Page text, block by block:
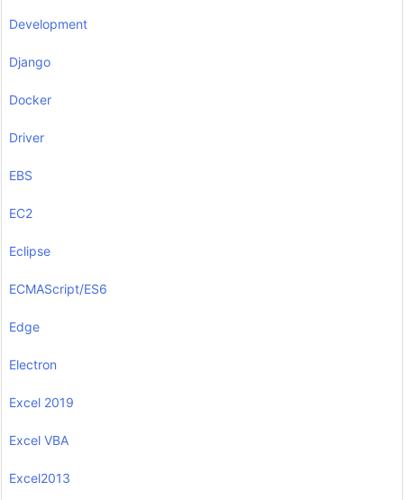
Development
Django
Docker
Driver
EBS
EC2
Eclipse
ECMAScript/ES6
Edge
Electron
Excel 2019
Excel VBA
Excel2013